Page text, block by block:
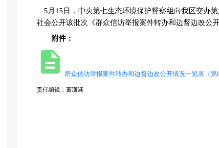
5月15日，中央第七生态环境保护督察组向我区交办
社会公开该批次《群众信访举报案件转办和边督边改公
附件：
群众信访举报案件转办和边督边改公开情况一览表（第
责任编辑：董潇涵